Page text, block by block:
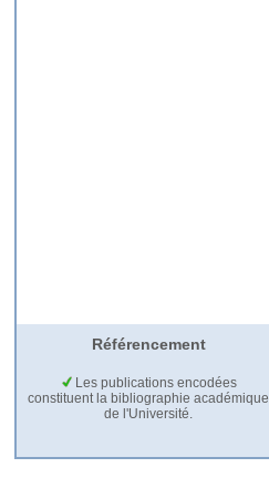
Référencement
Les publications encodées
constituent la bibliographie académique
de l'Université.